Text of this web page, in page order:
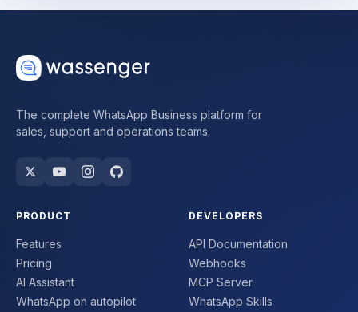
The complete WhatsApp Business platform for
sales, support and operations teams.
PRODUCT
Features
Pricing
AI Assistant
WhatsApp on autopilot
DEVELOPERS
API Documentation
Webhooks
MCP Server
WhatsApp Skills